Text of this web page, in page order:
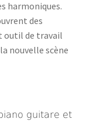
harmoniques.
des
outil de travail
nouvelle scène
guitare et